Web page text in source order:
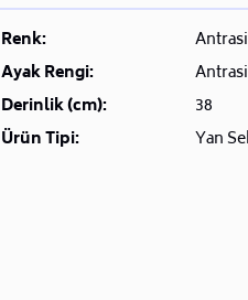
Renk:
Ayak Rengi:
Derinlik (cm):
38
Ürün Tipi:
Yan